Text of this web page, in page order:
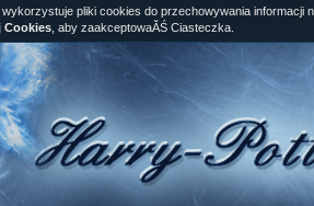
pliki cookies do przechowywania informacji
Cookies , aby zaakceptowaĂŚ Ciasteczka.